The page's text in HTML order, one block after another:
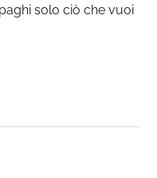
solo ciò che vuoi